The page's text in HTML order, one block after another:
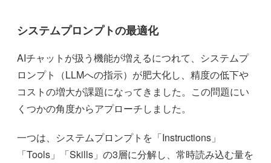
システムプロンプトの最適化
AIチャットが扱う機能が増えるにつれて、システムプ
ロンプト（LLMへの指示）が肥大化し、精度の低下や
コストの増大が課題になってきました。この問題にい
くつかの角度からアプローチしました。
一つは、システムプロンプトを「Instructions」
「Tools」「Skills」の3層に分解し、常時読み込む量を